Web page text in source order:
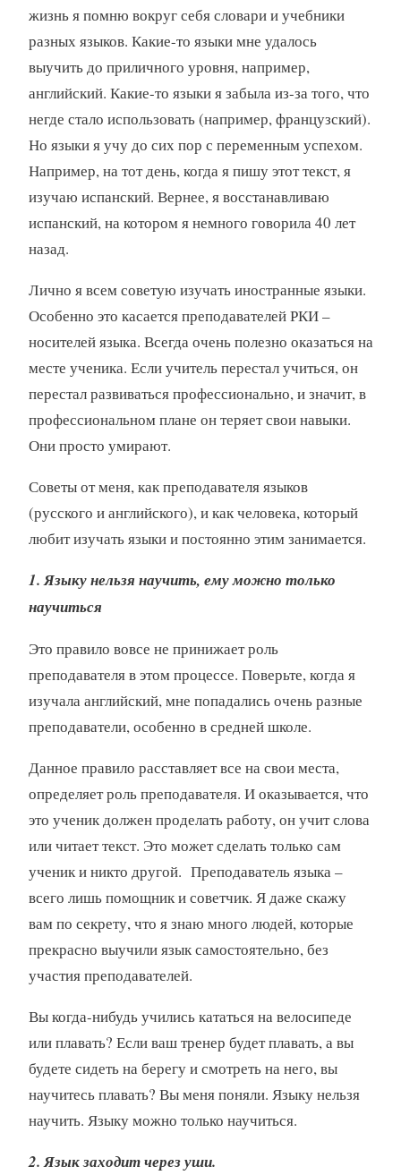
жизнь я помню вокруг себя словари и учебники
разных языков. Какие-то языки мне удалось
выучить до приличного уровня, например,
английский. Какие-то языки я забыла из-за того, что
негде стало использовать (например, французский).
Но языки я учу до сих пор с переменным успехом.
Например, на тот день, когда я пишу этот текст, я
изучаю испанский. Вернее, я восстанавливаю
испанский, на котором я немного говорила 40 лет
назад.
Лично я всем советую изучать иностранные языки.
Особенно это касается преподавателей РКИ –
носителей языка. Всегда очень полезно оказаться на
месте ученика. Если учитель перестал учиться, он
перестал развиваться профессионально, и значит, в
профессиональном плане он теряет свои навыки.
Они просто умирают.
Советы от меня, как преподавателя языков
(русского и английского), и как человека, который
любит изучать языки и постоянно этим занимается.
1. Языку нельзя научить, ему можно только
научиться
Это правило вовсе не принижает роль
преподавателя в этом процессе. Поверьте, когда я
изучала английский, мне попадались очень разные
преподаватели, особенно в средней школе.
Данное правило расставляет все на свои места,
определяет роль преподавателя. И оказывается, что
это ученик должен проделать работу, он учит слова
или читает текст. Это может сделать только сам
ученик и никто другой. Преподаватель языка –
всего лишь помощник и советчик. Я даже скажу
вам по секрету, что я знаю много людей, которые
прекрасно выучили язык самостоятельно, без
участия преподавателей.
Вы когда-нибудь учились кататься на велосипеде
или плавать? Если ваш тренер будет плавать, а вы
будете сидеть на берегу и смотреть на него, вы
научитесь плавать? Вы меня поняли. Языку нельзя
научить. Языку можно только научиться.
2. Язык заходит через уши.